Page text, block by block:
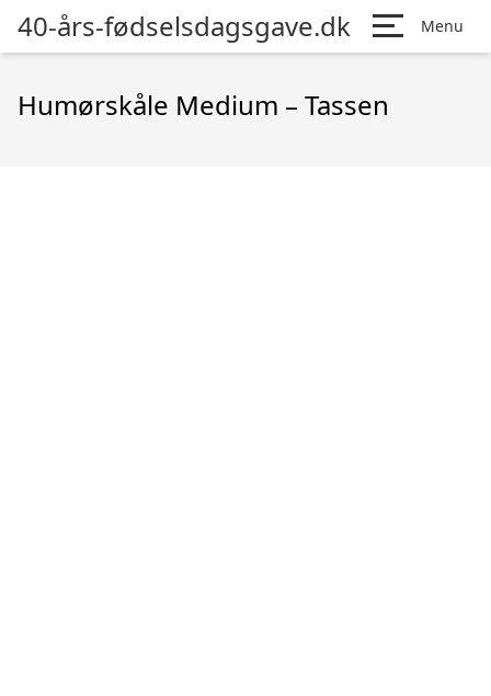
40-års-fødselsdagsgave.dk Menu
Humørskåle Medium – Tassen